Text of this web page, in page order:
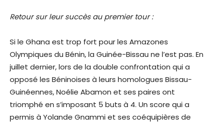
Retour sur leur succès au premier tour :
Si le Ghana est trop fort pour les Amazones
Olympiques du Bénin, la Guinée-Bissau ne l’est pas. En
juillet dernier, lors de la double confrontation qui a
opposé les Béninoises à leurs homologues Bissau-
Guinéennes, Noélie Abamon et ses paires ont
triomphé en s’imposant 5 buts à 4. Un score qui a
permis à Yolande Gnammi et ses coéquipières de